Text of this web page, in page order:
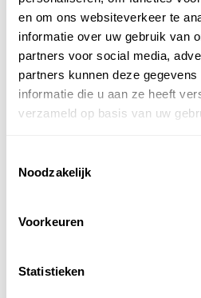
en om ons websiteverkeer te
informatie over uw gebruik van
partners voor social media,
partners kunnen deze
informatie die u aan ze heeft
verzameld op basis van uw
Noodzakelijk
Voorkeuren
Statistieken
Sawadee -
Groepsreis
Gave excursies
Overnacht in
Grote kans op
Avontuurlijke
huskysafari's,